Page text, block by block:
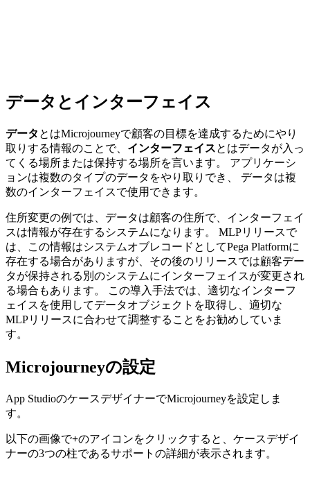
データとインターフェイス
データ とはMicrojourneyで顧客の目標を達成するためにやり
取りする情報のことで、 インターフェイスとはデータが入っ
てくる場所または保持する場所を言います。 アプリケーシ
ョンは複数のタイプのデータをやり取りでき、
データは複
数のインターフェイスで使用できます。
住所変更の例では、データは顧客の住所で、インターフェイ
スは情報が存在するシステムになります。 MLPリリースで
は、この情報はシステムオブレコードとしてPega Platformに
存在する場合がありますが、その後のリリースでは顧客デー
タが保持される別のシステムにインターフェイスが変更され
る場合もあります。 この導入手法では、適切なインターフ
ェイスを使用してデータオブジェクトを取得し、適切な
MLPリリースに合わせて調整することをお勧めしていま
す。
Microjourneyの設定
App StudioのケースデザイナーでMicrojourneyを設定しま
す。
以下の画像で+のアイコンをクリックすると、ケースデザイ
ナーの3つの柱であるサポートの詳細が表示されます。